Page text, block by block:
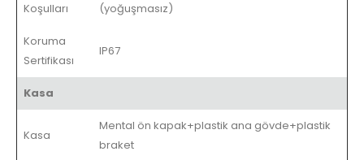
Koşulları
(yoğuşmasız)
Koruma
Sertifikası
IP67
Kasa
Kasa
Mental ön kapak+plastik ana gövde+plastik
braket